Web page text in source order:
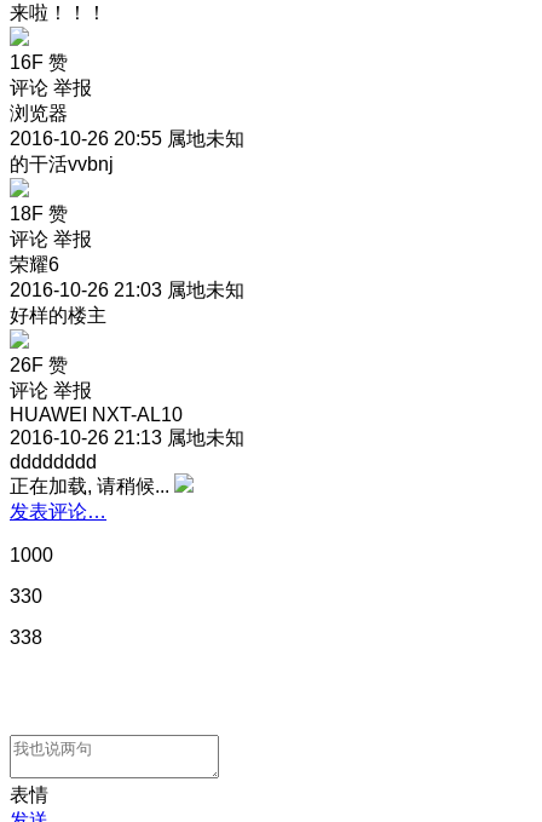
来啦！！！
16F 赞
评论 举报
浏览器
2016-10-26 20:55 属地未知
的干活vvbnj
18F 赞
评论 举报
荣耀6
2016-10-26 21:03 属地未知
好样的楼主
26F 赞
评论 举报
HUAWEI NXT-AL10
2016-10-26 21:13 属地未知
dddddddd
正在加载, 请稍候...
发表评论…
1000
330
338
表情